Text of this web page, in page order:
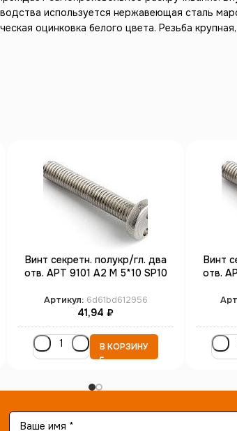
используется нержавеющая сталь
оцинковка белого цвета. Резьба
Винт секретн. полукр/гл. два
отв. АРТ 9101 А2 M 5*10 SP10
Артикул: 6d61bd612956
41,94 ₽
В КОРЗИНУ
Винт
отв.